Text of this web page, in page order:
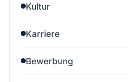
Kultur
Karriere
Bewerbung